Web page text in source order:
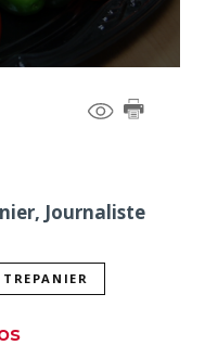
Journaliste